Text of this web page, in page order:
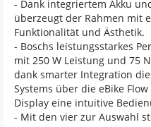
- Dank integriertem Akku
überzeugt der Rahmen mit
Funktionalität und Ästhetik.
- Boschs leistungsstarkes
mit 250 W Leistung und 75
dank smarter Integration
Systems über die eBike
Display eine intuitive
- Mit den vier zur Auswahl